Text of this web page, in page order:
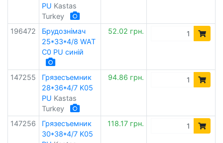
PU Kastas
Turkey
196472
Брудознімач
25*33*4/8 WAT
C0 PU синій
52.02 грн.
147255
Грязесъемник
28*36*4/7 K05
PU Kastas
Turkey
94.86 грн.
147256
Грязесъемник
30*38*4/7 K05
118.17 грн.